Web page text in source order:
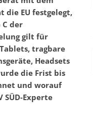
die EU festgelegt,
C der
gilt für
tragbare
Headsets
die Frist bis
und worauf
Experte